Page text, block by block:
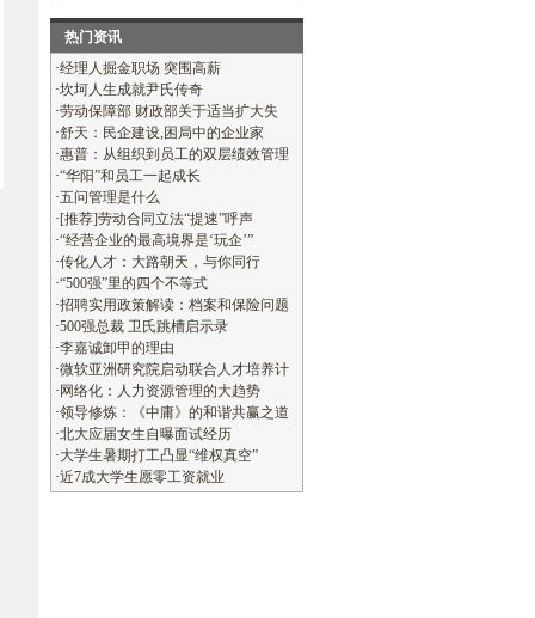
热门资讯
·经理人掘金职场 突围高薪
·坎坷人生成就尹氏传奇
·劳动保障部 财政部关于适当扩大失
·舒天：民企建设,困局中的企业家
·惠普：从组织到员工的双层绩效管理
·“华阳”和员工一起成长
·五问管理是什么
·[推荐]劳动合同立法“提速”呼声
·“经营企业的最高境界是‘玩企’”
·传化人才：大路朝天，与你同行
·“500强”里的四个不等式
·招聘实用政策解读：档案和保险问题
·500强总裁 卫氏跳槽启示录
·李嘉诚卸甲的理由
·微软亚洲研究院启动联合人才培养计
· 网络化：人力资源管理的大趋势
·领导修炼：《中庸》的和谐共赢之道
·北大应届女生自曝面试经历
·大学生暑期打工凸显“维权真空”
·近7成大学生愿零工资就业